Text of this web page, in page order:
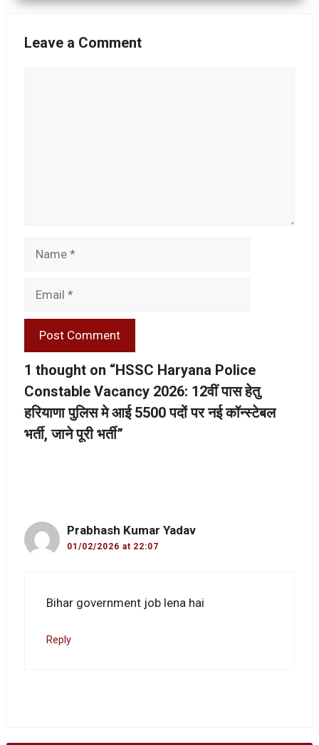
Leave a Comment
1 thought on “HSSC Haryana Police
Constable Vacancy 2026: 12वीं पास हेतु
हरियाणा पुलिस मे आई 5500 पदों पर नई कॉन्स्टेबल
भर्ती, जाने पूरी भर्ती”
Prabhash Kumar Yadav
01/02/2026 at 22:07
Bihar government job lena hai
Reply